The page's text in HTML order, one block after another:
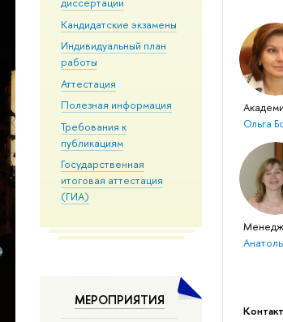
Кандидатские экзамены
Индивидуальный план
работы
Аттестация
Полезная информация
Требования к
публикациям
Государственная
итоговая аттестация
(ГИА)
МЕРОПРИЯТИЯ
Ольга